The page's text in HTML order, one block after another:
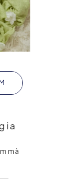
mà